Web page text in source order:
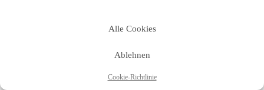
Alle Cookies
Ablehnen
Cookie-Richtlinie
KLASSISCHEN